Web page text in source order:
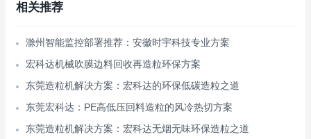
相关推荐
滁州智能监控部署推荐：安徽时宇科技专业方案
宏科达机械吹膜边料回收再造粒环保方案
东莞造粒机解决方案：宏科达的环保低碳造粒之道
东莞宏科达：PE高低压回料造粒的风冷热切方案
东莞造粒机解决方案：宏科达无烟无味环保造粒之道